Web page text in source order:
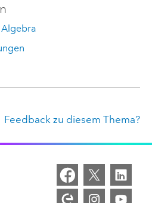
Feedback zu diesem Thema?